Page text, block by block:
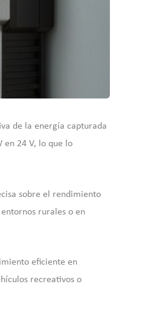
de la energía capturada
en 24 V, lo que lo
sobre el rendimiento
rurales o en
eficiente en
recreativos o